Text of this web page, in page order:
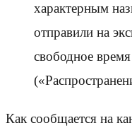
характерным
отправили на
свободное
Как сообщается на